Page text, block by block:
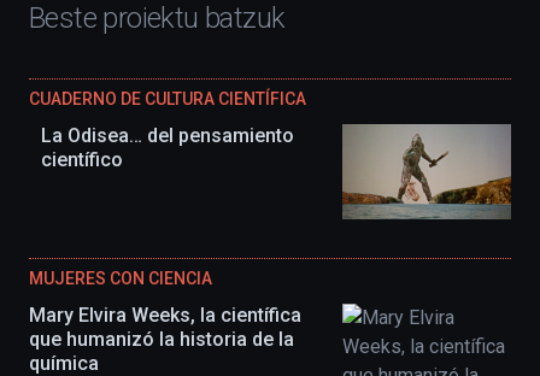
Beste proiektu batzuk
CUADERNO DE CULTURA CIENTÍFICA
La Odisea… del pensamiento
científico
MUJERES CON CIENCIA
Mary Elvira Weeks, la científica
que humanizó la historia de la
química